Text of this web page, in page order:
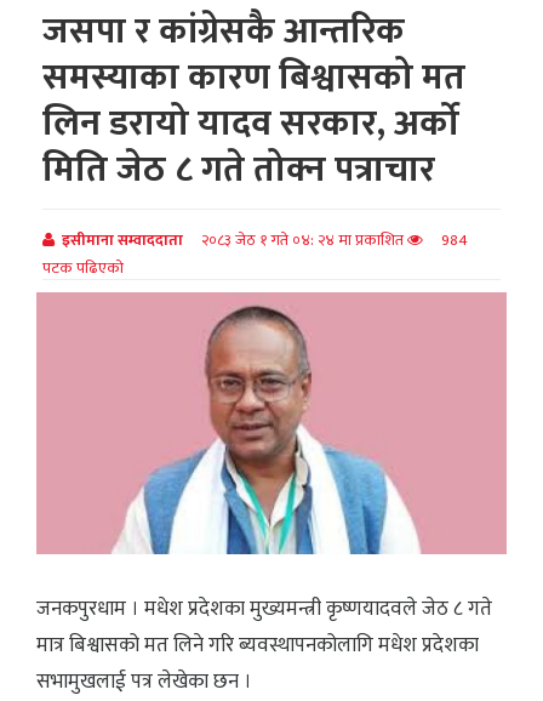
जसपा र कांग्रेसकै आन्तरिक
समस्याका कारण बिश्वासको मत
लिन डरायो यादव सरकार, अर्को
मिति जेठ ८ गते तोक्न पत्राचार
इसीमाना सम्वाददाता २०८३ जेठ १ गते ०४: २४ मा प्रकाशित
984
पटक पढिएको
जनकपुरधाम । मधेश प्रदेशका मुख्यमन्त्री कृष्णयादवले जेठ ८ गते
मात्र बिश्वासको मत लिने गरि ब्यवस्थापनकोलागि मधेश प्रदेशका
सभामुखलाई पत्र लेखेका छन ।